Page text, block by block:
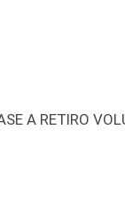
A RETIRO